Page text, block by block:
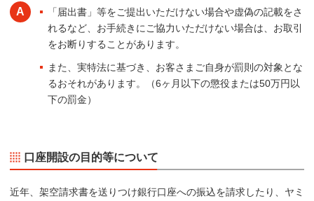
「届出書」等をご提出いただけない場合や虚偽の記載をさ
れるなど、お手続きにご協力いただけない場合は、お取引
をお断りすることがあります。
また、実特法に基づき、お客さまご自身が罰則の対象とな
るおそれがあります。（6ヶ月以下の懲役または50万円以
下の罰金）
口座開設の目的等について
近年、架空請求書を送りつけ銀行口座への振込を請求したり、ヤミ